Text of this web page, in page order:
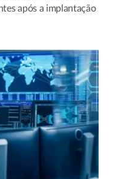
após a implantação